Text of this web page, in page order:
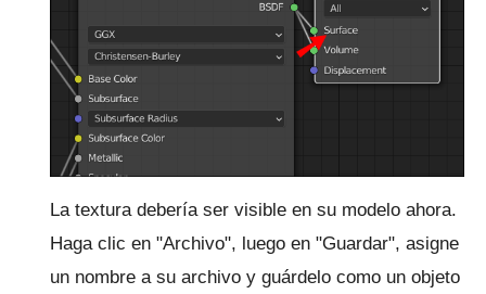
La textura debería ser visible en su modelo ahora.
Haga clic en "Archivo", luego en "Guardar", asigne
un nombre a su archivo y guárdelo como un objeto